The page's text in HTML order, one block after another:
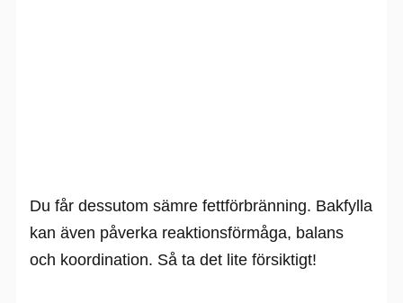
Du får dessutom sämre fettförbränning. Bakfylla
kan även påverka reaktionsförmåga, balans
och koordination. Så ta det lite försiktigt!